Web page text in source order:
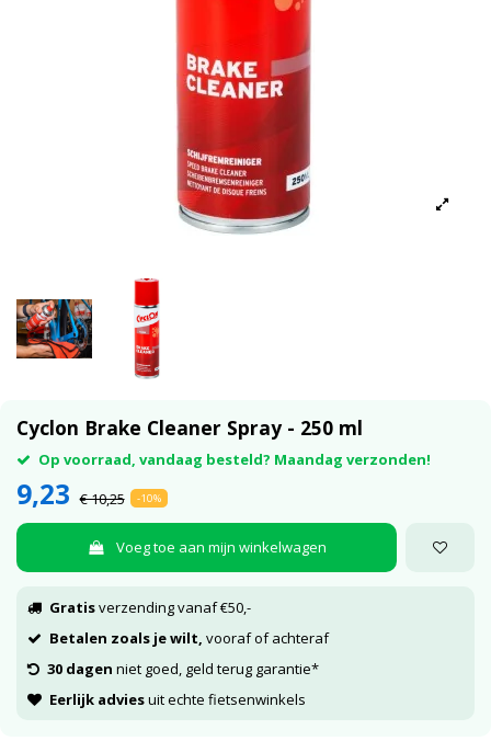
Cyclon Brake Cleaner Spray - 250 ml
Op voorraad, vandaag besteld? Maandag verzonden!
9,23 € 10,25 -10%
Voeg toe aan mijn winkelwagen
Gratisverzending vanaf €50,-
Betalen zoals je wilt, vooraf of achteraf
30 dagen niet goed, geld terug garantie*
Eerlijk adviesuit echte fietsenwinkels